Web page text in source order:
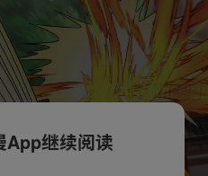
App继续阅读